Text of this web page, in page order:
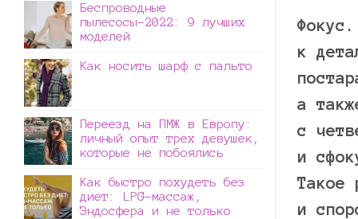
Фокус .
к
а
с
и
Такое
и
Беспроводные
пылесосы-2022: 9 лучших
моделей
Как носить шарф с пальто
Переезд на ПМЖ в Европу:
личный опыт трех девушек,
которые не побоялись
Как быстро похудеть без
диет: LPG-массаж,
Эндосфера и не только